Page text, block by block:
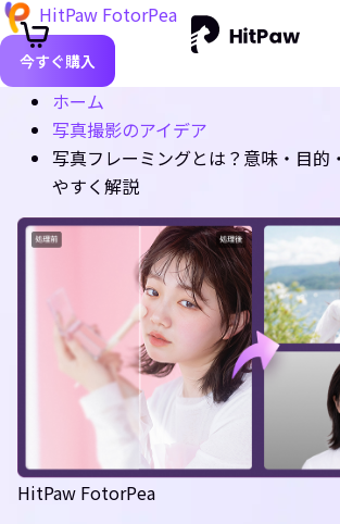
HitPaw FotorPea
今すぐ購入
ホーム
写真撮影のアイデア
写真フレーミングとは？意味・目的
やすく解説
HitPaw FotorPea